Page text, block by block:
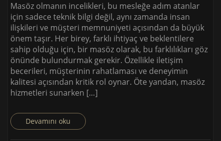
Masöz olmanın incelikleri, bu mesleğe adım atanlar
için sadece teknik bilgi değil, aynı zamanda insan
ilişkileri ve müşteri memnuniyeti açısından da büyük
önem taşır. Her birey, farklı ihtiyaç ve beklentilere
sahip olduğu için, bir masöz olarak, bu farklılıkları göz
önünde bulundurmak gerekir. Özellikle iletişim
becerileri, müşterinin rahatlaması ve deneyimin
kalitesi açısından kritik rol oynar. Öte yandan, masöz
hizmetleri sunarken […]
Devamını oku